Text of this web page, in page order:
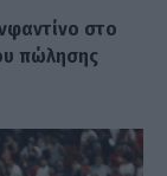
στο
πώλησης